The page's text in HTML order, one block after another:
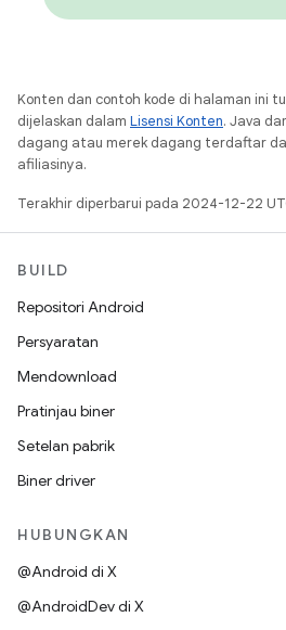
Konten dan contoh kode di halaman ini
dijelaskan dalam Lisensi Konten. Java
dagang atau merek dagang terdaftar
afiliasinya.
Terakhir diperbarui pada 2024-12-22
BUILD
Repositori Android
Persyaratan
Mendownload
Pratinjau biner
Setelan pabrik
Biner driver
HUBUNGKAN
@Android di X
@AndroidDev di X